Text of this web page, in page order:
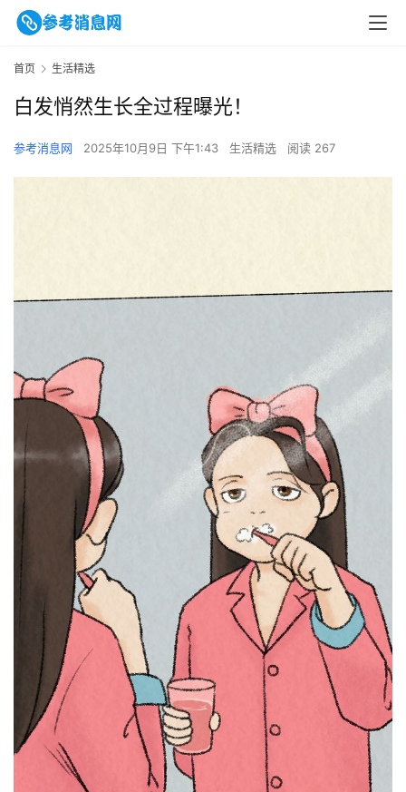
首页 生活精选
白发悄然生长全过程曝光！
参考消息网 2025年10月9日 下午1:43 生活精选 阅读 267